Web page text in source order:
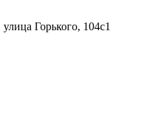
Горького, 104с1